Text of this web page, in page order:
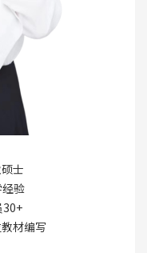
士
验
30+
材编写